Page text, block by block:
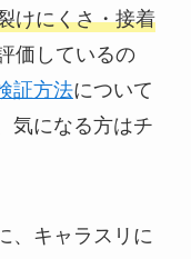
けにくさ・接着
価しているの
証方法について
気になる方はチ
、キャラスリに